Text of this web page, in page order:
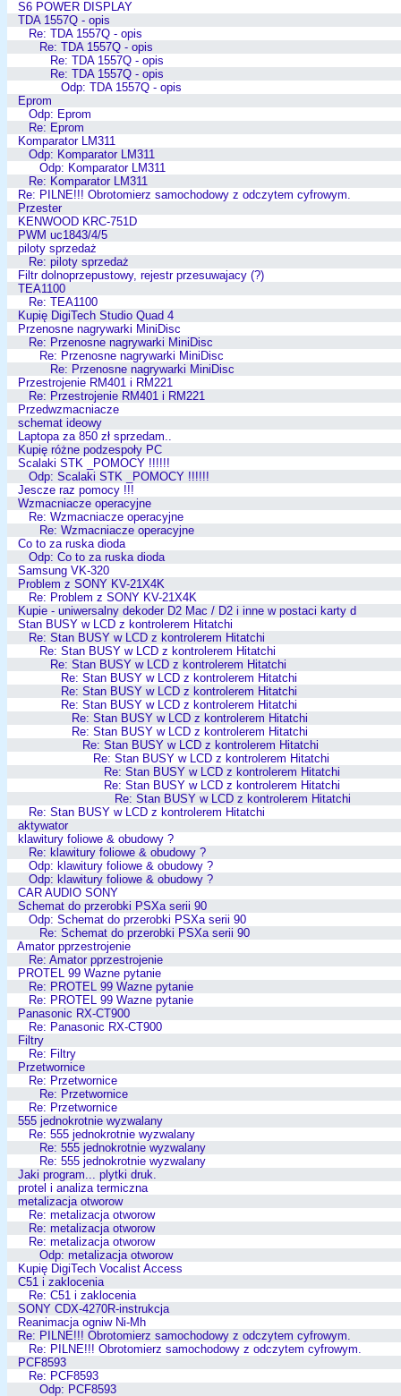
S6 POWER DISPLAY
TDA 1557Q - opis
Re: TDA 1557Q - opis
Re: TDA 1557Q - opis
Re: TDA 1557Q - opis
Re: TDA 1557Q - opis
Odp: TDA 1557Q - opis
Eprom
Odp: Eprom
Re: Eprom
Komparator LM311
Odp: Komparator LM311
Odp: Komparator LM311
Re: Komparator LM311
Re: PILNE!!! Obrotomierz samochodowy z odczytem cyfrowym.
Przester
KENWOOD KRC-751D
PWM uc1843/4/5
piloty sprzedaż
Re: piloty sprzedaż
Filtr dolnoprzepustowy, rejestr przesuwajacy (?)
TEA1100
Re: TEA1100
Kupię DigiTech Studio Quad 4
Przenosne nagrywarki MiniDisc
Re: Przenosne nagrywarki MiniDisc
Re: Przenosne nagrywarki MiniDisc
Re: Przenosne nagrywarki MiniDisc
Przestrojenie RM401 i RM221
Re: Przestrojenie RM401 i RM221
Przedwzmacniacze
schemat ideowy
Laptopa za 850 zł sprzedam..
Kupię różne podzespoły PC
Scalaki STK _POMOCY !!!!!!
Odp: Scalaki STK _POMOCY !!!!!!
Jescze raz pomocy !!!
Wzmacniacze operacyjne
Re: Wzmacniacze operacyjne
Re: Wzmacniacze operacyjne
Co to za ruska dioda
Odp: Co to za ruska dioda
Samsung VK-320
Problem z SONY KV-21X4K
Re: Problem z SONY KV-21X4K
Kupie - uniwersalny dekoder D2 Mac / D2 i inne w postaci karty d
Stan BUSY w LCD z kontrolerem Hitatchi
Re: Stan BUSY w LCD z kontrolerem Hitatchi
Re: Stan BUSY w LCD z kontrolerem Hitatchi
Re: Stan BUSY w LCD z kontrolerem Hitatchi
Re: Stan BUSY w LCD z kontrolerem Hitatchi
Re: Stan BUSY w LCD z kontrolerem Hitatchi
Re: Stan BUSY w LCD z kontrolerem Hitatchi
Re: Stan BUSY w LCD z kontrolerem Hitatchi
Re: Stan BUSY w LCD z kontrolerem Hitatchi
Re: Stan BUSY w LCD z kontrolerem Hitatchi
Re: Stan BUSY w LCD z kontrolerem Hitatchi
Re: Stan BUSY w LCD z kontrolerem Hitatchi
Re: Stan BUSY w LCD z kontrolerem Hitatchi
Re: Stan BUSY w LCD z kontrolerem Hitatchi
Re: Stan BUSY w LCD z kontrolerem Hitatchi
aktywator
klawitury foliowe & obudowy ?
Re: klawitury foliowe & obudowy ?
Odp: klawitury foliowe & obudowy ?
Odp: klawitury foliowe & obudowy ?
CAR AUDIO SONY
Schemat do przerobki PSXa serii 90
Odp: Schemat do przerobki PSXa serii 90
Re: Schemat do przerobki PSXa serii 90
Amator pprzestrojenie
Re: Amator pprzestrojenie
PROTEL 99 Wazne pytanie
Re: PROTEL 99 Wazne pytanie
Re: PROTEL 99 Wazne pytanie
Panasonic RX-CT900
Re: Panasonic RX-CT900
Filtry
Re: Filtry
Przetwornice
Re: Przetwornice
Re: Przetwornice
Re: Przetwornice
555 jednokrotnie wyzwalany
Re: 555 jednokrotnie wyzwalany
Re: 555 jednokrotnie wyzwalany
Re: 555 jednokrotnie wyzwalany
Jaki program... plytki druk.
protel i analiza termiczna
metalizacja otworow
Re: metalizacja otworow
Re: metalizacja otworow
Re: metalizacja otworow
Odp: metalizacja otworow
Kupię DigiTech Vocalist Access
C51 i zaklocenia
Re: C51 i zaklocenia
SONY CDX-4270R-instrukcja
Reanimacja ogniw Ni-Mh
Re: PILNE!!! Obrotomierz samochodowy z odczytem cyfrowym.
Re: PILNE!!! Obrotomierz samochodowy z odczytem cyfrowym.
PCF8593
Re: PCF8593
Odp: PCF8593